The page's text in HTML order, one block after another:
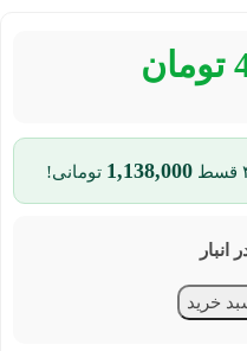
تومان
1,138,000 تومانی!
انبار
خرید